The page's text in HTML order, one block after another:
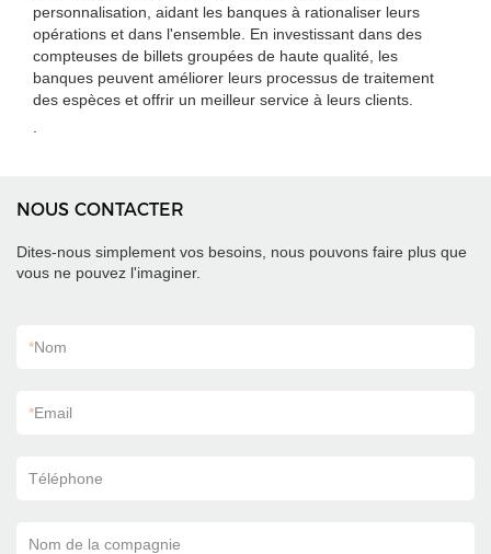
personnalisation, aidant les banques à rationaliser leurs
opérations et dans l'ensemble. En investissant dans des
compteuses de billets groupées de haute qualité, les
banques peuvent améliorer leurs processus de traitement
des espèces et offrir un meilleur service à leurs clients.
NOUS CONTACTER
Dites-nous simplement vos besoins, nous pouvons faire plus que
vous ne pouvez l'imaginer.
*Nom
*Email
Téléphone
Nom de la compagnie